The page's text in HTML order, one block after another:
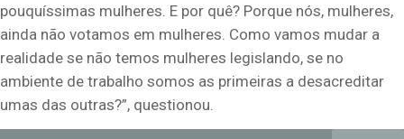
pouquíssimas mulheres. E por quê? Porque nós, mulheres,
ainda não votamos em mulheres. Como vamos mudar a
realidade se não temos mulheres legislando, se no
ambiente de trabalho somos as primeiras a desacreditar
umas das outras?”, questionou.